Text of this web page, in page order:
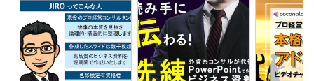
ラ】ゴールドランク確定！
【ココナラ】ブログ閲覧数500件達成！
【ココナラ】フォロー100名達成！
【ココナラ】サービス閲覧数1,00
0件達成！
【ココナラ】サービスお気に入り250件達成！
【ココナ
ラ】プラチナランク確定！
資格・検定